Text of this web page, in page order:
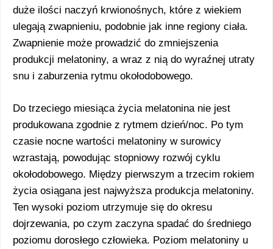
duże ilości naczyń krwionośnych, które z wiekiem
ulegają zwapnieniu, podobnie jak inne regiony ciała.
Zwapnienie może prowadzić do zmniejszenia
produkcji melatoniny, a wraz z nią do wyraźnej utraty
snu i zaburzenia rytmu okołodobowego.
Do trzeciego miesiąca życia melatonina nie jest
produkowana zgodnie z rytmem dzień/noc. Po tym
czasie nocne wartości melatoniny w surowicy
wzrastają, powodując stopniowy rozwój cyklu
okołodobowego. Między pierwszym a trzecim rokiem
życia osiągana jest najwyższa produkcja melatoniny.
Ten wysoki poziom utrzymuje się do okresu
dojrzewania, po czym zaczyna spadać do średniego
poziomu dorosłego człowieka. Poziom melatoniny u